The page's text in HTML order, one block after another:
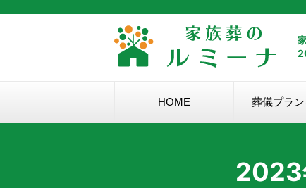
2023
HOME 葬儀プラ